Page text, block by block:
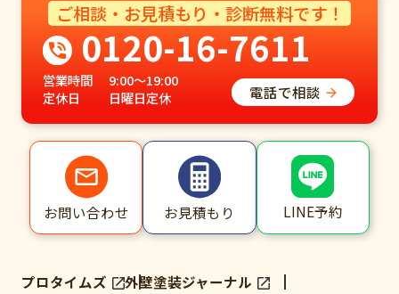
ご相談・お見積もり・診断無料です！
0120-16-7611
営業時間
9:00～19:00
定休日
日曜日定休 電話で相談
お問い合わせ お見積もり LINE予約
プロタイムズ
外壁塗装ジャーナル